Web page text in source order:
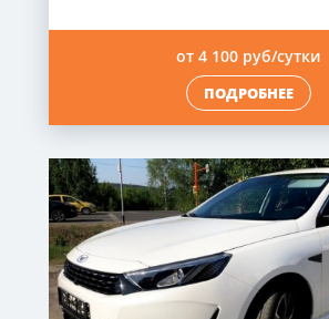
от 4 100 руб/сутки
ПОДРОБНЕЕ